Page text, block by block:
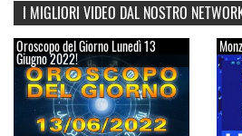
I MIGLIORI VIDEO DAL NOSTRO
Oroscopo del Giorno Lunedì 13
Giugno 2022!